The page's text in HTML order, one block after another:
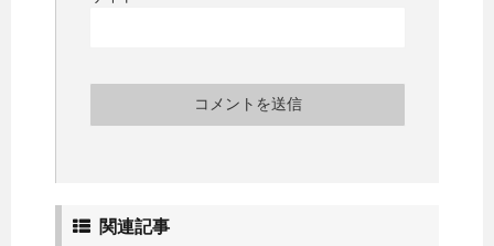
関連記事